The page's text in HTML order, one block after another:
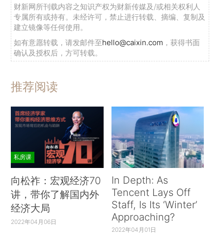
财新网所刊载内容之知识产权为财新传媒及/或相关权利人
专属所有或持有。未经许可，禁止进行转载、摘编、复制及
建立镜像等任何使用。
如有意愿转载，请发邮件至hello@caixin.com ，获得书面
确认及授权后，方可转载。
推荐阅读
私房课
向松祚：宏观经济70
讲，带你了解国内外
经济大局
2022年04月06日
In Depth: As
Tencent Lays Off
Staff, Is Its ‘Winter’
Approaching?
2022年04月01日